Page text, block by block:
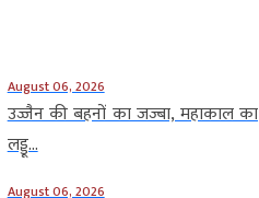
August 06, 2026
उज्जैन की बहनों का जज्बा, महाकाल का
लड्डू...
August 06, 2026